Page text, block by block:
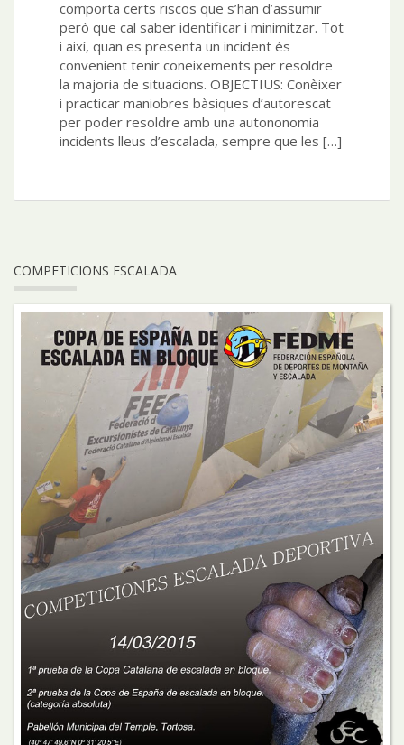
comporta certs riscos que s’han d’assumir
però que cal saber identificar i minimitzar. Tot
i així, quan es presenta un incident és
convenient tenir coneixements per resoldre
la majoria de situacions. OBJECTIUS: Conèixer
i practicar maniobres bàsiques d’autorescat
per poder resoldre amb una autononomia
incidents lleus d’escalada, sempre que les […]
COMPETICIONS ESCALADA